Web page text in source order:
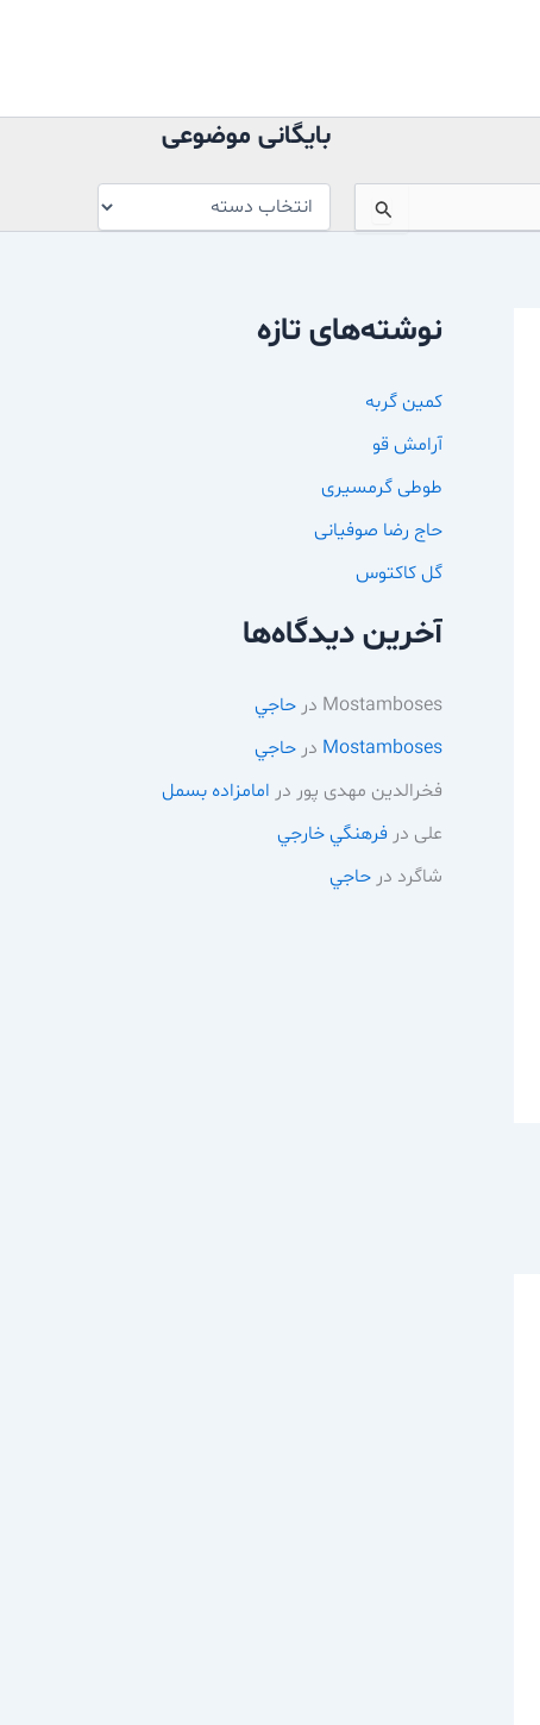
بایگانی موضوعی
نوشته‌های تازه
کمین گربه
آرامش قو
طوطی گرمسیری
حاج رضا صوفیانی
گل کاکتوس
آخرین دیدگاه‌ها
Mostamboses در حاجي
Mostamboses در حاجي
فخرالدین مهدی پور در امامزاده بسمل
علی در فرهنگي خارجي
شاگرد در حاجي